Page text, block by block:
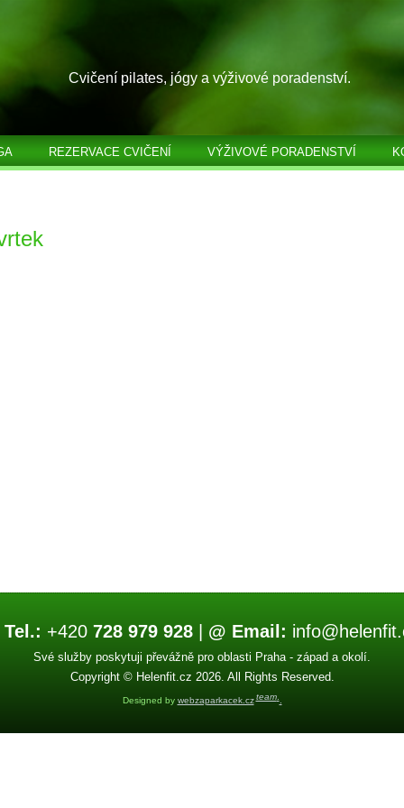
Cvičení pilates, jógy a výživové poradenství.
REZERVACE CVIČENÍ VÝŽIVOVÉ PORADENSTVÍ
+420 728 979 928 @ Email:
Své služby poskytuji převážně pro oblasti Praha - západ a okolí.
Copyright © Helenfit.cz 2026. All Rights Reserved.
Designed by webzaparkacek.cz team. .